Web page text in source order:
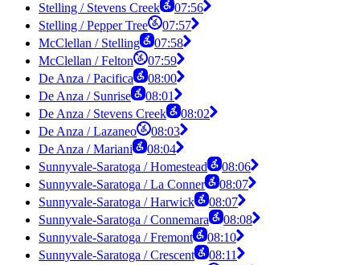
Stelling / Stevens Creek
07:56
Stelling / Pepper Tree
07:57
McClellan / Stelling
07:58
McClellan / Felton
07:59
De Anza / Pacifica
08:00
De Anza / Sunrise
08:01
De Anza / Stevens Creek
08:02
De Anza / Lazaneo
08:03
De Anza / Mariani
08:04
Sunnyvale-Saratoga / Homestead
08:06
Sunnyvale-Saratoga / La Conner
08:07
Sunnyvale-Saratoga / Harwick
08:07
Sunnyvale-Saratoga / Connemara
08:08
Sunnyvale-Saratoga / Fremont
08:10
Sunnyvale-Saratoga / Crescent
08:11